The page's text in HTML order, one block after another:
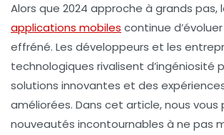
Alors que 2024 approche à grands pas,
applications mobiles continue
effréné. Les développeurs et les
technologiques rivalisent d’ingéniosité
solutions innovantes et des
améliorées. Dans cet article, nous vous
nouveautés incontournables à ne pas